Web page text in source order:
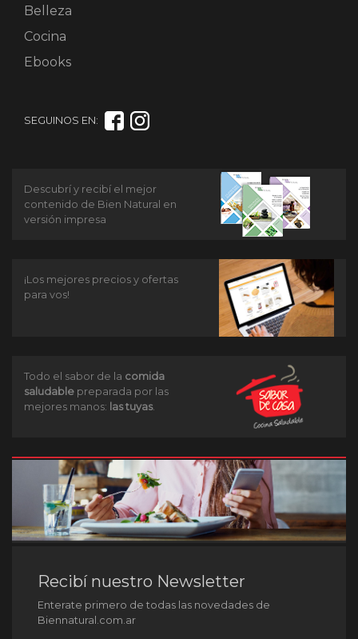
Belleza
Cocina
Ebooks
SEGUINOS EN:
Descubrí y recibí el mejor
contenido de Bien Natural en
versión impresa
¡Los mejores precios y ofertas
para vos!
Todo el sabor de la comida
saludable preparada por las
mejores manos: las tuyas.
Recibí nuestro Newsletter
Enterate primero de todas las novedades de
Biennatural.com.ar